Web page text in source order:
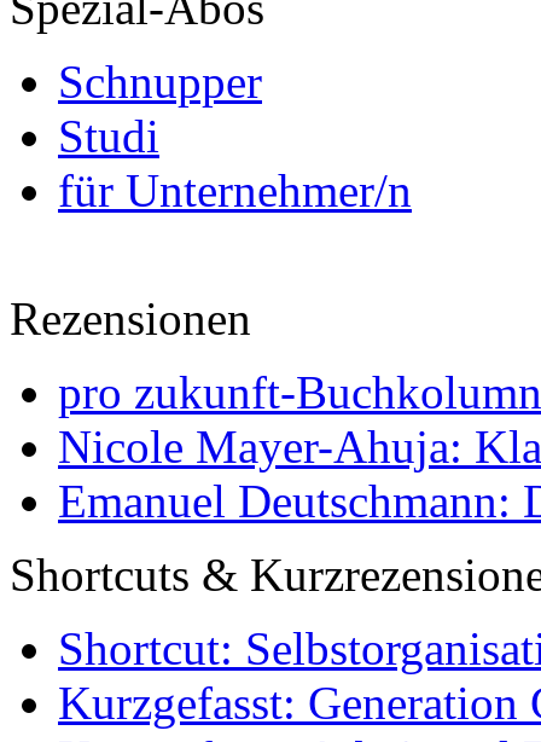
Schnupper
Studi
für Unternehmer/n
Rezensionen
pro zukunft-
Nicole Mayer-Ahuja:
Emanuel Deutschmann:
Shortcuts &
Shortcut:
Kurzgefasst: Generation